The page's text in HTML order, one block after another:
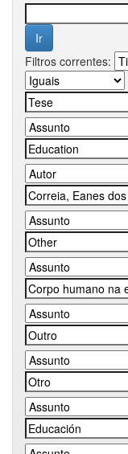
Filtros correntes: